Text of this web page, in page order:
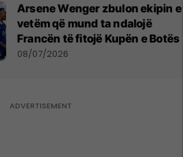
Arsene Wenger zbulon ekipin e
vetëm që mund ta ndalojë
Francën të fitojë Kupën e Botës
08/07/2026